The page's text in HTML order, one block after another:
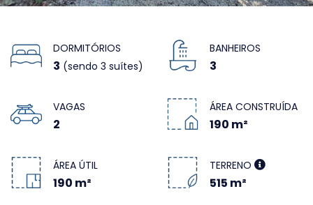
DORMITÓRIOS
3 (sendo 3 suítes)
BANHEIROS
3
VAGAS
2
ÁREA CONSTRUÍDA
190 m²
ÁREA ÚTIL
190 m²
TERRENO
515 m²